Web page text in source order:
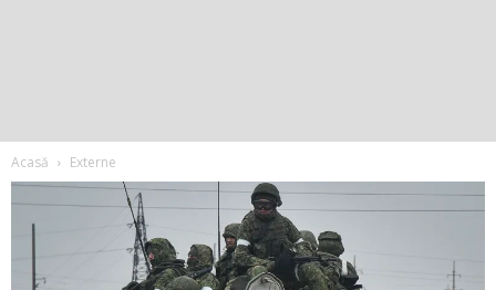
Acasă Externe